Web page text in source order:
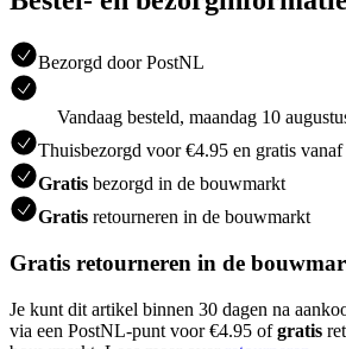
Bezorgd door PostNL
Vandaag besteld, maandag 10
Thuisbezorgd voor €4.95 en gratis
Gratis bezorgd in de bouwmarkt
Gratis retourneren in de bouwmarkt
Gratis retourneren in de
Je kunt dit artikel binnen 30 dagen na
via een PostNL-punt voor €4.95 ofgratis